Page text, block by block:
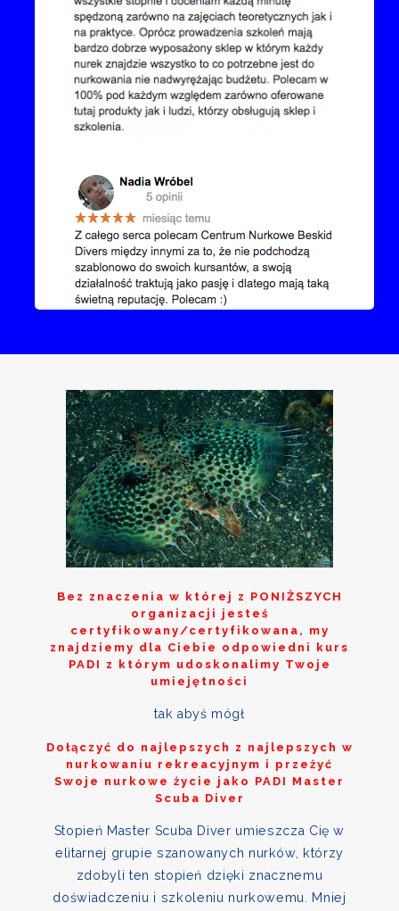
Bez znaczenia w której z PONIŻSZYCH
organizacji jesteś
certyfikowany/certyfikowana, my
znajdziemy dla Ciebie odpowiedni kurs
PADI z którym udoskonalimy Twoje
umiejętności
tak abyś mógł
Dołączyć do najlepszych z najlepszych w
nurkowaniu rekreacyjnym i przeżyć
Swoje nurkowe życie jako PADI Master
Scuba Diver
Stopień Master Scuba Diver umieszcza Cię w
elitarnej grupie szanowanych nurków, którzy
zdobyli ten stopień dzięki znacznemu
doświadczeniu i szkoleniu nurkowemu. Mniej